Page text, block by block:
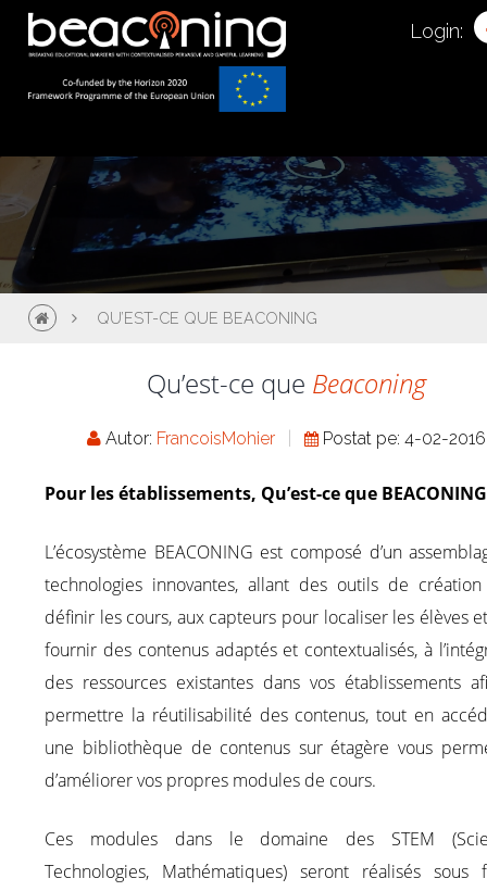
Login:
QU’EST-CE QUE BEACONING
Qu’est-ce que Beaconing
Autor: FrancoisMohier Postat pe: 4-02-2016
Pour les établissements, Qu’est-ce que BEACONING
L’écosystème BEACONING est composé d’un
technologies innovantes, allant des outils de
définir les cours, aux capteurs pour localiser les élèves
fournir des contenus adaptés et contextualisés, à
des ressources existantes dans vos établissements
permettre la réutilisabilité des contenus, tout en
une bibliothèque de contenus sur étagère vous
d’améliorer vos propres modules de cours.
Ces modules dans le domaine des STEM
Technologies, Mathématiques) seront réalisés sous